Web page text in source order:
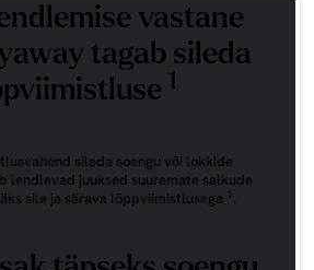
vastane
tagab sileda
1
sileda soengu või lokkide
lendlevad juuksed suuremate salkude
sile ja särava lõppviimistlusega 1 .